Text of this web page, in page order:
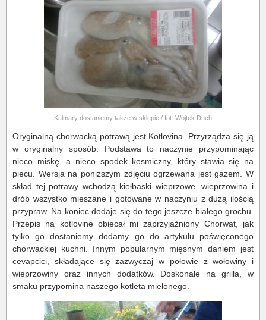
Kalmary dostaniemy także w sklepie / fot. Wojtek Duch
Oryginalną chorwacką potrawą jest Kotlovina. Przyrządza się ją
w oryginalny sposób. Podstawa to naczynie przypominając
nieco miskę, a nieco spodek kosmiczny, który stawia się na
piecu. Wersja na poniższym zdjęciu ogrzewana jest gazem. W
skład tej potrawy wchodzą kiełbaski wieprzowe, wieprzowina i
drób wszystko mieszane i gotowane w naczyniu z dużą ilością
przypraw. Na koniec dodaje się do tego jeszcze białego grochu.
Przepis na kotlovine obiecał mi zaprzyjaźniony Chorwat, jak
tylko go dostaniemy dodamy go do artykułu poświęconego
chorwackiej kuchni. Innym popularnym mięsnym daniem jest
cevapcici, składające się zazwyczaj w połowie z wołowiny i
wieprzowiny oraz innych dodatków. Doskonałe na grilla, w
smaku przypomina naszego kotleta mielonego.